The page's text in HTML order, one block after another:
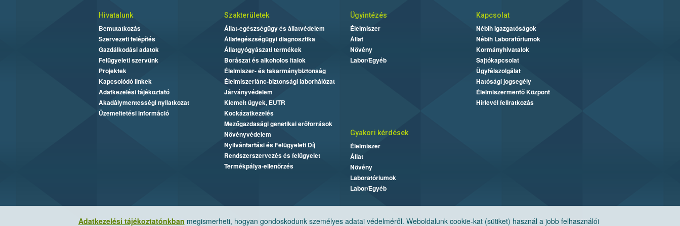
Adatkezelési tájékoztatónkban megismerheti, hogyan gondoskodunk személyes adatai védelméről. Weboldalunk cookie-kat (sütiket) használ a jobb felhasználói
Hivatalunk
Bemutatkozás
Szervezeti felépítés
Gazdálkodási adatok
Felügyeleti szervünk
Projektek
Kapcsolódó linkek
Adatkezelési tájékoztató
Akadálymentességi nyilatkozat
Üzemeltetési információ
Szakterületek
Állat-egészségügy és állatvédelem
Állategészségügyi diagnosztika
Állatgyógyászati termékek
Borászat és alkoholos italok
Élelmiszer- és takarmánybiztonság
Élelmiszerlánc-biztonsági laborhálózat
Járványvédelem
Kiemelt ügyek, EUTR
Kockázatkezelés
Mezőgazdasági genetikai erőforrások
Növényvédelem
Nyilvántartási és Felügyeleti Díj
Rendszerszervezés és felügyelet
Termékpálya-ellenőrzés
Ügyintézés
Élelmiszer
Állat
Növény
Labor/Egyéb
Kapcsolat
Nébih Igazgatóságok
Nébih Laboratóriumok
Kormányhivatalok
Sajtókapcsolat
Ügyfélszolgálat
Hatósági jogsegély
Élelmiszermentő Központ
Hírlevél feliratkozás
Gyakori kérdések
Élelmiszer
Állat
Növény
Laboratóriumok
Labor/Egyéb